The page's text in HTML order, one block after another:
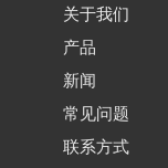
关于我们
产品
新闻
常见问题
联系方式